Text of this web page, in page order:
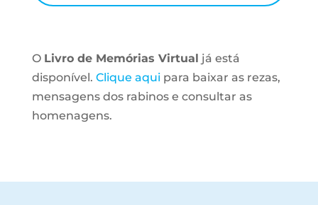
O Livro de Memórias Virtual já está
disponível. Clique aquipara baixar as rezas,
mensagens dos rabinos e consultar as
homenagens.